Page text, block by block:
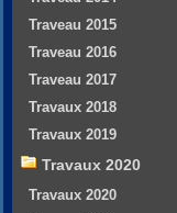
Traveau 2015
Traveau 2016
Traveau 2017
Travaux 2018
Travaux 2019
Travaux 2020
Travaux 2020